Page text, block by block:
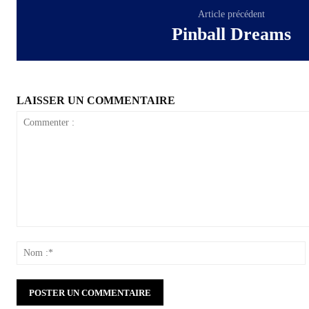
Article précédent
Pinball Dreams
LAISSER UN COMMENTAIRE